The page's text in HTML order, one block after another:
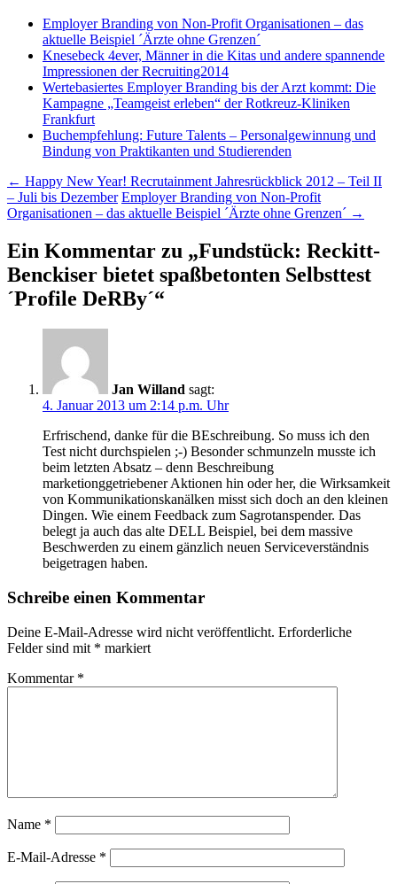
Employer Branding von Non-Profit Organisationen – das
aktuelle Beispiel ´Ärzte ohne Grenzen´
Knesebeck 4ever, Männer in die Kitas und andere spannende
Impressionen der Recruiting2014
Wertebasiertes Employer Branding bis der Arzt kommt: Die
Kampagne „Teamgeist erleben“ der Rotkreuz-Kliniken
Frankfurt
Buchempfehlung: Future Talents – Personalgewinnung und
Bindung von Praktikanten und Studierenden
Beitragsnavigation
← Happy New Year! Recrutainment Jahresrückblick 2012 – Teil II
– Juli bis Dezember Employer Branding von Non-Profit
Organisationen – das aktuelle Beispiel ´Ärzte ohne Grenzen´ →
Ein Kommentar zu „Fundstück: Reckitt-
Benckiser bietet spaßbetonten Selbsttest
´Profile DeRBy´“
Jan Willand sagt:
4. Januar 2013 um 2:14 p.m. Uhr
Erfrischend, danke für die BEschreibung. So muss ich den
Test nicht durchspielen ;-) Besonder schmunzeln musste ich
beim letzten Absatz – denn Beschreibung
marketionggetriebener Aktionen hin oder her, die Wirksamkeit
von Kommunikationskanälken misst sich doch an den kleinen
Dingen. Wie einem Feedback zum Sagrotanspender. Das
belegt ja auch das alte DELL Beispiel, bei dem massive
Beschwerden zu einem gänzlich neuen Serviceverständnis
beigetragen haben.
Schreibe einen Kommentar
Deine E-Mail-Adresse wird nicht veröffentlicht. Erforderliche
Felder sind mit * markiert
Kommentar *
Name *
E-Mail-Adresse *